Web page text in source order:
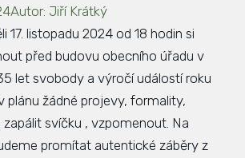
Autor: Jiří Krátký
17. listopadu 2024 od 18 hodin si
před budovu obecního úřadu v
let svobody a výročí událostí roku
plánu žádné projevy, formality,
svíčku , vzpomenout. Na
promítat autentické záběry z